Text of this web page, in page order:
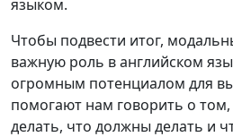
языком.
Чтобы подвести итог,
важную роль в английском
огромным потенциалом для
помогают нам говорить о
делать, что должны делать и